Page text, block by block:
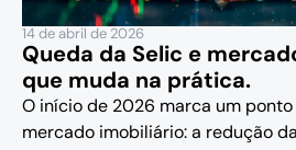
14 de abril de 2026
Queda da Selic e
que muda na prática.
O início de 2026 marca um
mercado imobiliário: a redução